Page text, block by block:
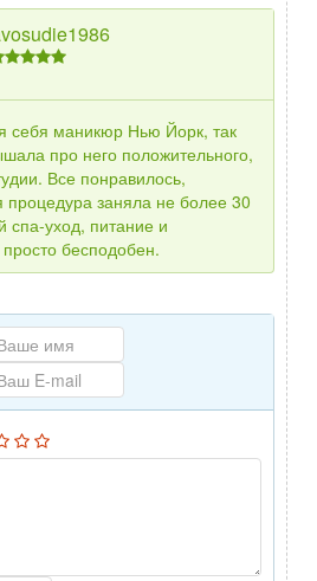
себя маникюр Нью Йорк, так
про него положительного,
Все понравилось,
процедура заняла не более 30
уход, питание и
бесподобен.